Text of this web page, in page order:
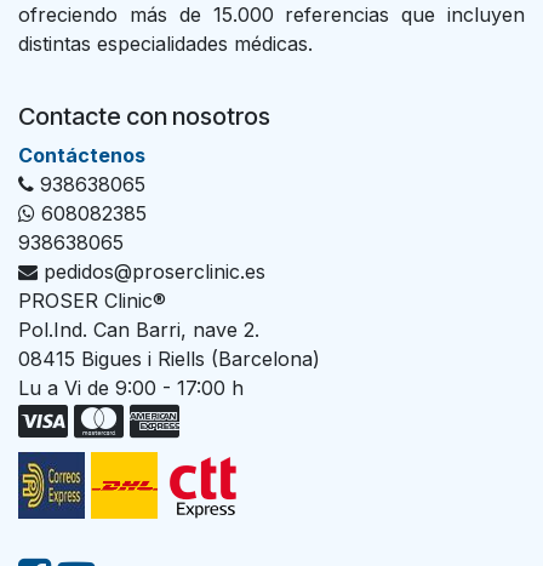
ofreciendo más de 15.000 referencias que incluyen
distintas especialidades médicas.
Contacte con nosotros
Con​tác​tenos
938638065
608082385
938638065
pedidos@proserclinic.es
PROSER Clinic®
Pol.Ind. Can Barri, nave 2.
08415 Bigues i Riells (Barcelona)
Lu a Vi de 9:00 - 17:00 h